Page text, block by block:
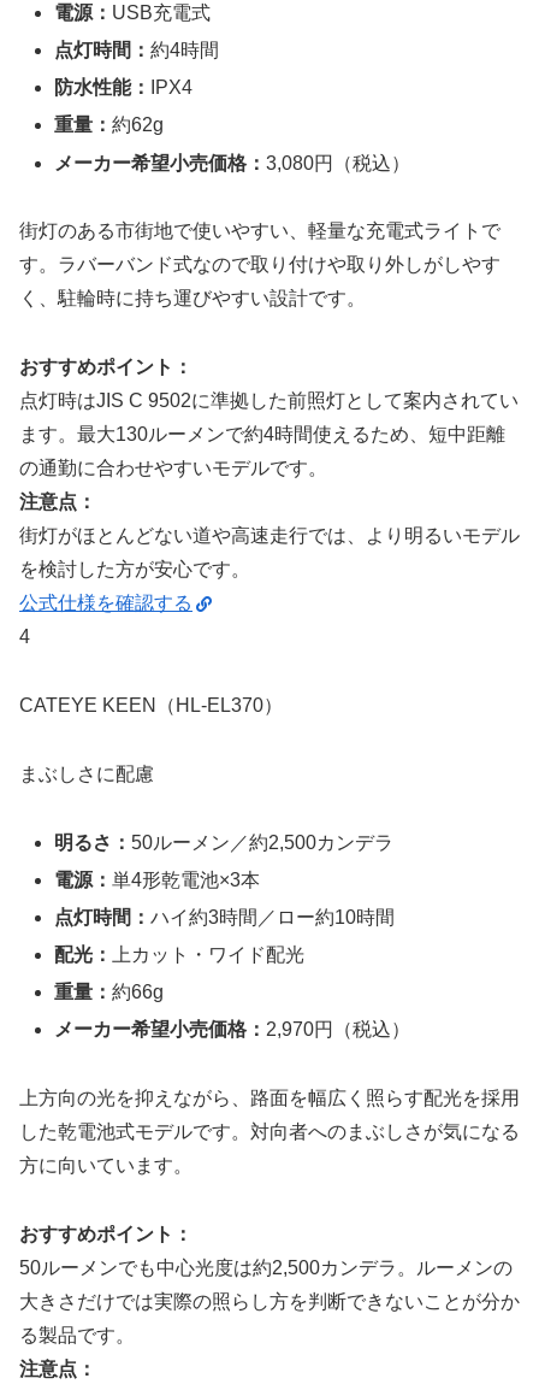
電源： USB充電式
点灯時間：約4時間
防水性能：
IPX4
重量：約62g
メーカー希望小売価格：3,080円（税込）
街灯のある市街地で使いやすい、軽量な充電式ライトで
す。ラバーバンド式なので取り付けや取り外しがしやす
く、駐輪時に持ち運びやすい設計です。
おすすめポイント：
点灯時はJIS C 9502に準拠した前照灯として案内されてい
ます。最大130ルーメンで約4時間使えるため、短中距離
の通勤に合わせやすいモデルです。
注意点：
街灯がほとんどない道や高速走行では、より明るいモデル
を検討した方が安心です。
公式仕様を確認する
4
CATEYE KEEN（HL-EL370）
まぶしさに配慮
明るさ：50ルーメン／約2,500カンデラ
電源：単4形乾電池×3本
点灯時間：ハイ約3時間／ロー約10時間
配光：
上カット・ワイド配光
重量：約66g
メーカー希望小売価格：2,970円（税込）
上方向の光を抑えながら、路面を幅広く照らす配光を採用
した乾電池式モデルです。対向者へのまぶしさが気になる
方に向いています。
おすすめポイント：
50ルーメンでも中心光度は約2,500カンデラ。ルーメンの
大きさだけでは実際の照らし方を判断できないことが分か
る製品です。
注意点：